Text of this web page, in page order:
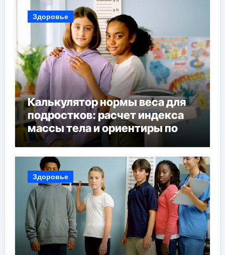
Здоровье
Калькулятор нормы веса для
подростков: расчет индекса
массы тела и ориентиры по
возрасту, росту и полу
Здоровье